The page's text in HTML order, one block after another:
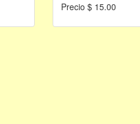
Precio $ 15.00